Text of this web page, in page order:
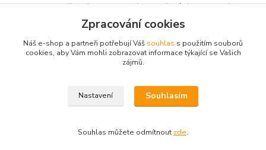
v případě pochybností o dodržování povinností
souvisejících se zpracováním osobních údajů se
obrátit na Správce nebo na Úřad pro ochranu
osobních údajů
Elektrokoloběžky Perut // Navštivte také:
Zpracování cookies
Náš e-shop a partneři potřebují Váš souhlas s použitím souborů
cookies, aby Vám mohli zobrazovat informace týkající se Vašich
zájmů.
Nastavení Souhlasím
Souhlas můžete odmítnout zde.